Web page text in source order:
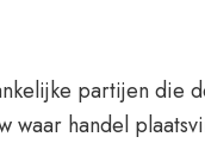
partijen die
handel